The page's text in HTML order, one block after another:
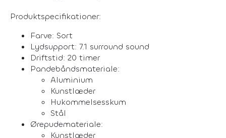
Produktspecifikationer:
Farve: Sort
Lydsupport: 7.1 surround sound
Driftstid: 20 timer
Pandebåndsmateriale:
Aluminium
Kunstlæder
Hukommelsesskum
Stål
Ørepudemateriale:
Kunstlæder